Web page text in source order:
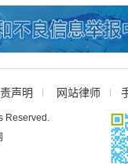
声明 网站律师
Reserved.